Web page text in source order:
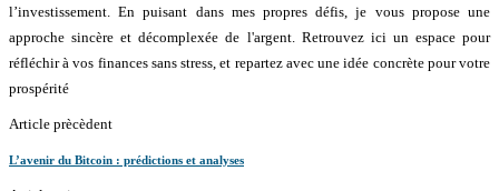
l’investissement. En puisant dans mes propres défis, je vous propose une
approche sincère et décomplexée de l'argent. Retrouvez ici un espace pour
réfléchir à vos finances sans stress, et repartez avec une idée concrète pour votre
prospérité
Article prècèdent
L’avenir du Bitcoin : prédictions et analyses